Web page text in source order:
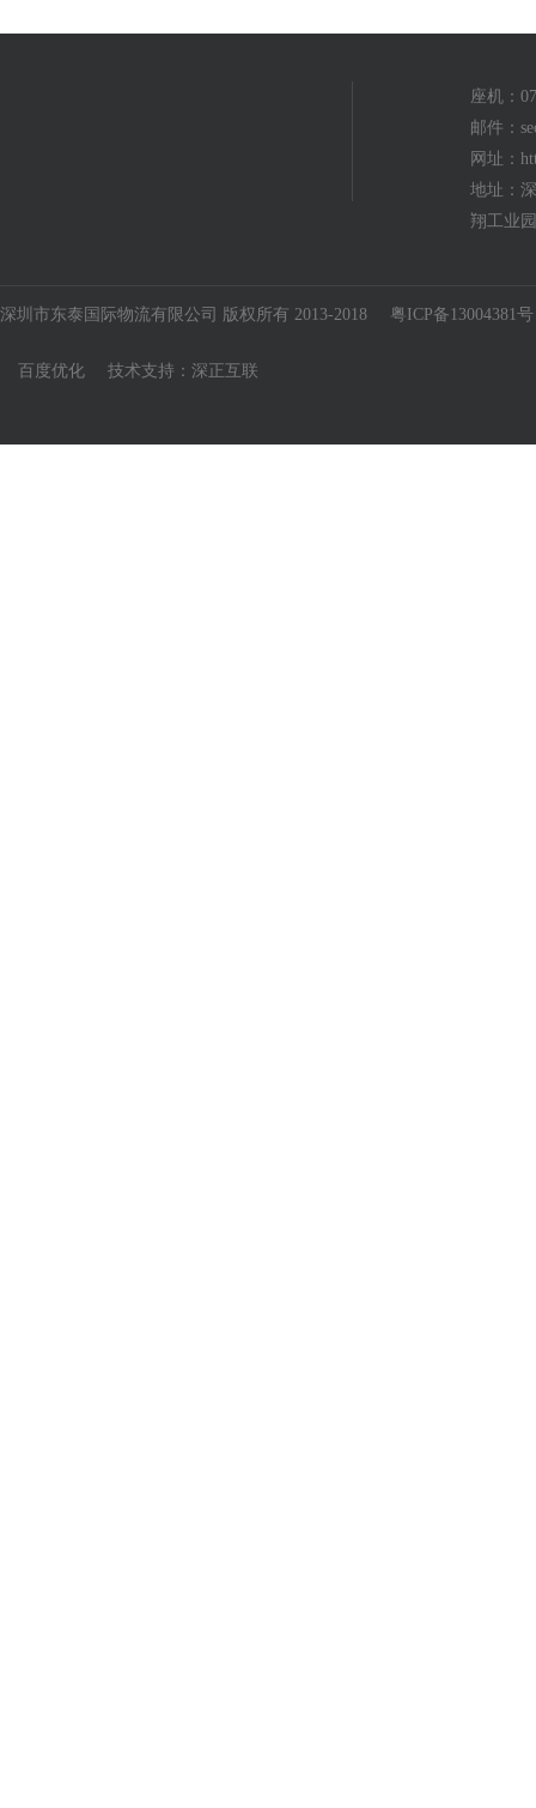
座机：
邮件：
网址：
地址：
翔工业
深圳市东泰国际物流有限公司 版权所有 2013-2018 粤ICP备13004381号
百度优化 技术支持： 深正互联